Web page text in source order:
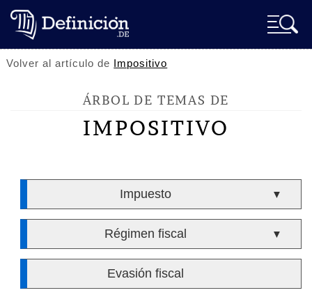
Volver al artículo de Impositivo
ÁRBOL DE TEMAS DE
IMPOSITIVO
Impuesto ▼
Régimen fiscal ▼
Evasión fiscal